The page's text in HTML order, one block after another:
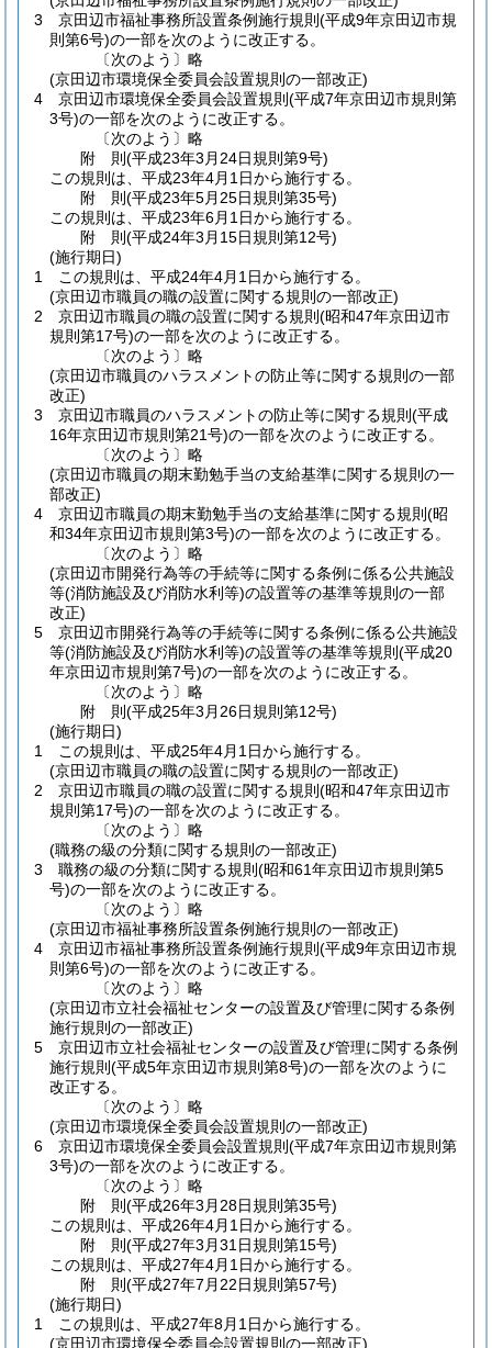
3
京田辺市福祉事務所設置条例施行規則 (平成9年京田辺市規
則第6号)の一部を次のように改正する。
〔次のよう〕略
(京田辺市環境保全委員会設置規則の一部改正)
4
京田辺市環境保全委員会設置規則 (平成7年京田辺市規則第
3号)の一部を次のように改正する。
〔次のよう〕略
附 則(平成23年3月24日規則第9号)
この規則は、平成23年4月1日から施行する。
附 則(平成23年5月25日規則第35号)
この規則は、平成23年6月1日から施行する。
附 則(平成24年3月15日規則第12号)
(施行期日)
1
この規則は、平成24年4月1日から施行する。
(京田辺市職員の職の設置に関する規則の一部改正)
2
京田辺市職員の職の設置に関する規則 (昭和47年京田辺市
規則第17号)の一部を次のように改正する。
〔次のよう〕略
(京田辺市職員のハラスメントの防止等に関する規則の一部
改正)
3
京田辺市職員のハラスメントの防止等に関する規則 (平成
16年京田辺市規則第21号)の一部を次のように改正する。
〔次のよう〕略
(京田辺市職員の期末勤勉手当の支給基準に関する規則の一
部改正)
4
京田辺市職員の期末勤勉手当の支給基準に関する規則 (昭
和34年京田辺市規則第3号)の一部を次のように改正する。
〔次のよう〕略
(京田辺市開発行為等の手続等に関する条例に係る公共施設
等(消防施設及び消防水利等)の設置等の基準等規則の一部
改正)
5
京田辺市開発行為等の手続等に関する条例に係る公共施設
等(消防施設及び消防水利等)の設置等の基準等規則 (平成20
年京田辺市規則第7号)の一部を次のように改正する。
〔次のよう〕略
附 則(平成25年3月26日規則第12号)
(施行期日)
1
この規則は、平成25年4月1日から施行する。
(京田辺市職員の職の設置に関する規則の一部改正)
2
京田辺市職員の職の設置に関する規則 (昭和47年京田辺市
規則第17号)の一部を次のように改正する。
〔次のよう〕略
(職務の級の分類に関する規則の一部改正)
3
職務の級の分類に関する規則 (昭和61年京田辺市規則第5
号)の一部を次のように改正する。
〔次のよう〕略
(京田辺市福祉事務所設置条例施行規則の一部改正)
4
京田辺市福祉事務所設置条例施行規則 (平成9年京田辺市規
則第6号)の一部を次のように改正する。
〔次のよう〕略
(京田辺市立社会福祉センターの設置及び管理に関する条例
施行規則の一部改正)
5
京田辺市立社会福祉センターの設置及び管理に関する条例
施行規則 (平成5年京田辺市規則第8号)の一部を次のように
改正する。
〔次のよう〕略
(京田辺市環境保全委員会設置規則の一部改正)
6
京田辺市環境保全委員会設置規則 (平成7年京田辺市規則第
3号)の一部を次のように改正する。
〔次のよう〕略
附 則(平成26年3月28日規則第35号)
この規則は、平成26年4月1日から施行する。
附 則(平成27年3月31日規則第15号)
この規則は、平成27年4月1日から施行する。
附 則(平成27年7月22日規則第57号)
(施行期日)
1
この規則は、平成27年8月1日から施行する。
(京田辺市環境保全委員会設置規則の一部改正)